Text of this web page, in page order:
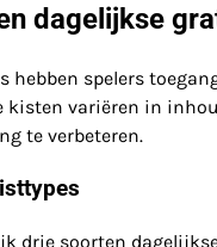
dagelijkse
hebben spelers
kisten variëren in
te verbeteren.
drie soorten